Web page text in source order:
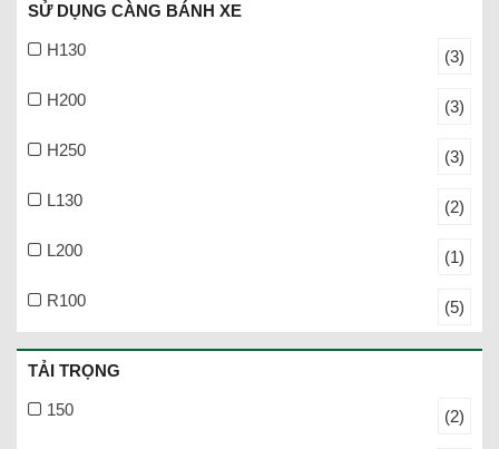
SỬ DỤNG CÀNG BÁNH XE
H130 (3)
H200 (3)
H250 (3)
L130 (2)
L200 (1)
R100 (5)
TẢI TRỌNG
150 (2)